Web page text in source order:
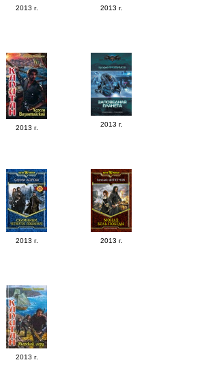
2013 г. 2013 г.
2013 г. 2013 г.
2013 г. 2013 г.
2013 г.